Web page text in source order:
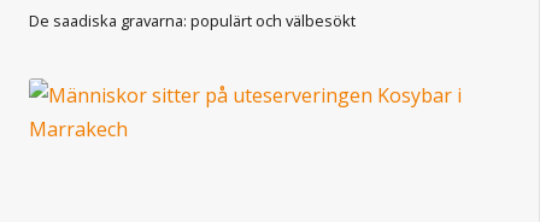
De saadiska gravarna: populärt och välbesökt